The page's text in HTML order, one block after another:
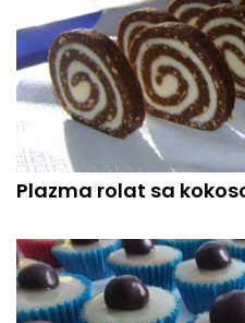
Plazma rolat sa